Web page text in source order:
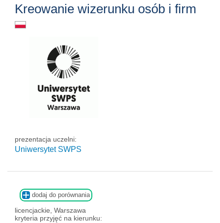
Kreowanie wizerunku osób i firm
prezentacja uczelni:
Uniwersytet SWPS
dodaj do porównania
licencjackie, Warszawa
kryteria przyjęć na kierunku: